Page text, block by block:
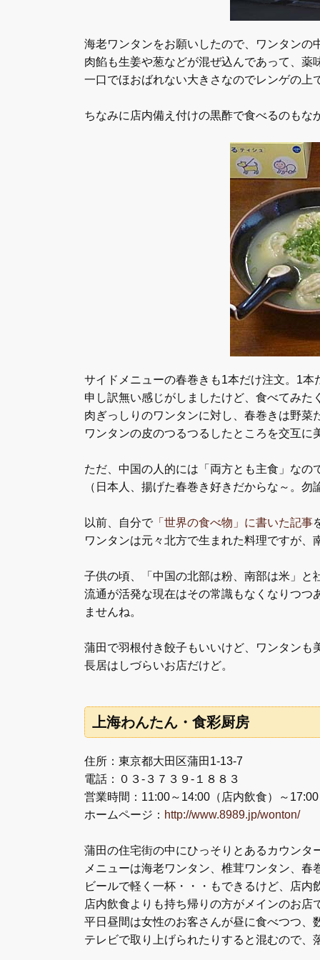
海老ワンタンをお願いしたので、ワンタン
肉餡も生姜や葱などが混ぜ込んであって、
一口でほおばれない大きさなのでレンゲの上
ちなみに店内備え付けの黒酢で食べるのもな
サイドメニューの春巻きも1本だけ注文。1
申し訳無い感じがしましたけど、食べてみた
肉ぎっしりのワンタンに対し、春巻きは野
ワンタンの皮のつるつるしたところを交互に
ただ、中国の人的には「両方とも主食」な
（日本人、揚げた春巻き好きだからな～。勿
以前、自分で「世界の食べ物」に書いた記事
ワンタンは元々北方で生まれた料理ですが
子供の頃、「中国の北部は粉、南部は米」と
流通が活発な現在はその常識もなくなりつ
ませんね。
蒲田で羽根付き餃子もいいけど、ワンタンも
長居はしづらいお店だけど。
上海わんたん・食彩厨房
住所：東京都大田区蒲田1-13-7
電話：０３-３７３９-１８８３
営業時間：11:00～14:00（店内飲食）～
ホームページ： http://www.8989.jp/wonton/
蒲田の住宅街の中にひっそりとあるカウンタ
メニューは海老ワンタン、椎茸ワンタン、
ビールで軽く一杯・・・もできるけど、店
店内飲食よりも持ち帰りの方がメインのお店
平日昼間は女性のお客さんが昼に食べつつ、
テレビで取り上げられたりすると混むので、